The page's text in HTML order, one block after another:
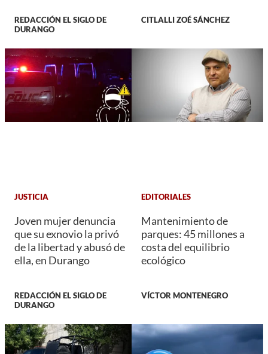
REDACCIÓN EL SIGLO DE
DURANGO
CITLALLI ZOÉ SÁNCHEZ
JUSTICIA
Joven mujer denuncia
que su exnovio la privó
de la libertad y abusó de
ella, en Durango
REDACCIÓN EL SIGLO DE
DURANGO
EDITORIALES
Mantenimiento de
parques: 45 millones a
costa del equilibrio
ecológico
VÍCTOR MONTENEGRO